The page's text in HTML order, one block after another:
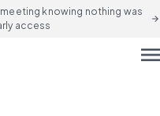
knowing nothing was
access
arrow_forward